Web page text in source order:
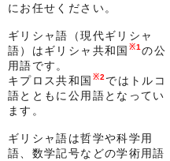
にお任せください。
ギリシャ語（現代ギリシャ
語）はギリシャ共和国 ※1 の公
用語です。
キプロス共和国 ※2 ではトルコ
語とともに公用語となってい
ます。
ギリシャ語は哲学や科学用
語、数学記号などの学術用語